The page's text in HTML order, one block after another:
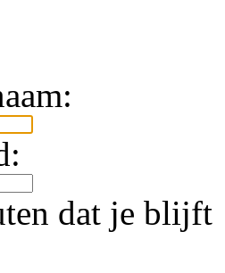
dat je blijft